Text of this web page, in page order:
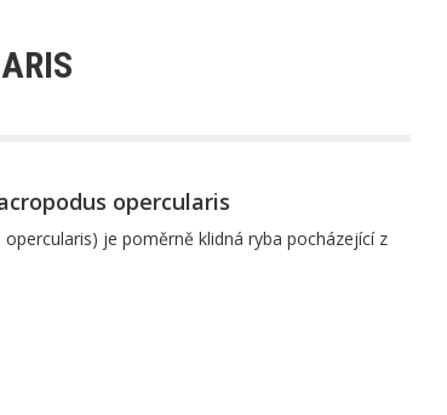
opercularis
je poměrně klidná ryba pocházející z